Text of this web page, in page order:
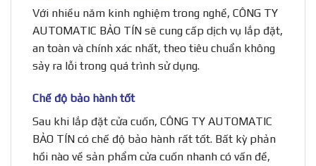
Với nhiều năm kinh nghiệm trong nghề, CÔNG TY
AUTOMATIC BẢO TÍN sẽ cung cấp dịch vụ lắp đặt,
an toàn và chính xác nhất, theo tiêu chuẩn không
sảy ra lỗi trong quá trình sử dụng.
Chế độ bảo hành tốt
Sau khi lắp đặt cửa cuốn, CÔNG TY AUTOMATIC
BẢO TÍN có chế độ bảo hành rất tốt. Bất kỳ phản
hồi nào về sản phẩm cửa cuốn nhanh có vấn đề,